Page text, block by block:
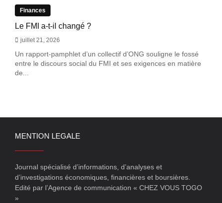
Finances
Le FMI a-t-il changé ?
juillet 21, 2026
Un rapport-pamphlet d’un collectif d’ONG souligne le fossé
entre le discours social du FMI et ses exigences en matière
de...
MENTION LEGALE
Journal spécialisé d’informations, d’analyses et
d’investigations économiques, financières et boursières.
Edité par l’Agence de communication « CHEZ VOUS TOGO
»